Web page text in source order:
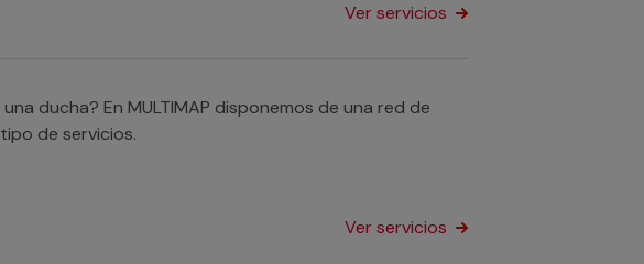
Ver servicios
ducha? En MULTIMAP disponemos de una red de
de servicios.
Ver servicios